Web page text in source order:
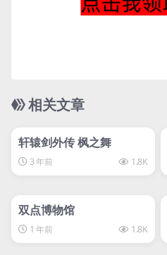
相关文章
轩辕剑外传 枫之舞
3 年前 1.8K
双点博物馆
1 年前 1.8K